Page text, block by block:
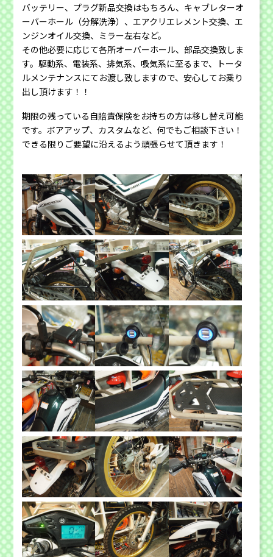
バッテリー、プラグ新品交換はもちろん、キャブレターオ
ーバーホール（分解洗浄）、エアクリエレメント交換、エ
ンジンオイル交換、ミラー左右など。
その他必要に応じて各所オーバーホール、部品交換致しま
す。駆動系、電装系、排気系、吸気系に至るまで、トータ
ルメンテナンスにてお渡し致しますので、安心してお乗り
出し頂けます！！
期限の残っている自賠責保険をお持ちの方は移し替え可能
です。ボアアップ、カスタムなど、何でもご相談下さい！
できる限りご要望に沿えるよう頑張らせて頂きます！